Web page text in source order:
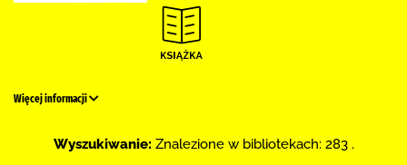
Więcej informacji
Wyszukiwanie: Znalezione w bibliotekach: 283 .